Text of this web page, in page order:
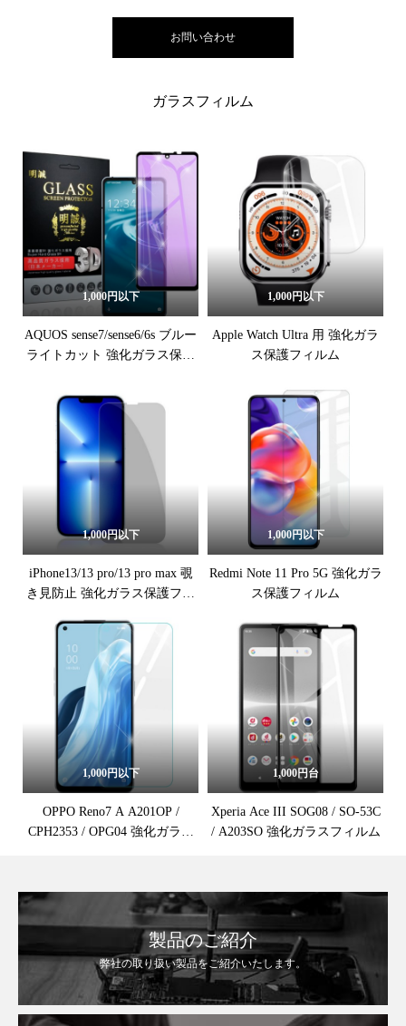
お問い合わせ
ガラスフィルム
1,000円以下
AQUOS sense7/sense6/6s ブルー
ライトカット 強化ガラス保護
1,000円以下
Apple Watch Ultra 用 強化ガラ
ス保護フィルム
1,000円以下
iPhone13/13 pro/13 pro max 覗
き見防止 強化ガラス保護フィ
1,000円以下
Redmi Note 11 Pro 5G 強化ガラ
ス保護フィルム
1,000円以下
OPPO Reno7 A A201OP /
CPH2353 / OPG04 強化ガラス
1,000円台
Xperia Ace III SOG08 / SO-53C
/ A203SO 強化ガラスフィルム
製品のご紹介
弊社の取り扱い製品をご紹介いたします。